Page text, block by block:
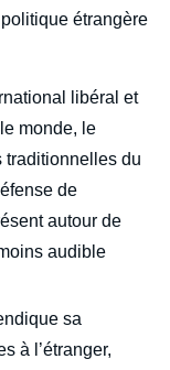
étrangère
libéral et
monde, le
traditionnelles du
de
autour de
audible
sa
à l’étranger,